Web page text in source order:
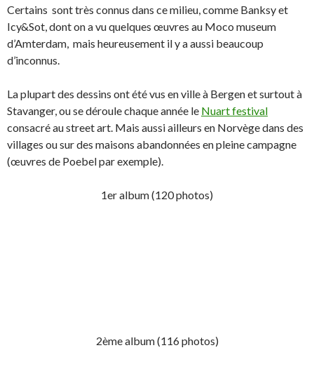
Certains sont très connus dans ce milieu, comme Banksy et
Icy&Sot, dont on a vu quelques œuvres au Moco museum
d’Amterdam, mais heureusement il y a aussi beaucoup
d’inconnus.
La plupart des dessins ont été vus en ville à Bergen et surtout à
Stavanger, ou se déroule chaque année le Nuart festival
consacré au street art. Mais aussi ailleurs en Norvège dans des
villages ou sur des maisons abandonnées en pleine campagne
(œuvres de Poebel par exemple).
1er album (120 photos)
2ème album (116 photos)